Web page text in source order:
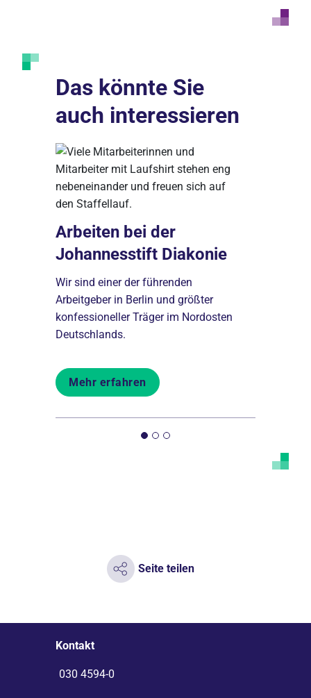
Das könnte Sie
auch interessieren
Arbeiten bei der
Johannesstift Diakonie
Wir sind einer der führenden
Arbeitgeber in Berlin und größter
konfessioneller Träger im Nordosten
Deutschlands.
Mehr erfahren
Seite teilen
Kontakt
030 4594-0